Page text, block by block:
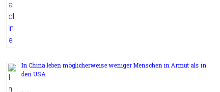
In China leben möglicherweise weniger Menschen in Armut als in
den USA